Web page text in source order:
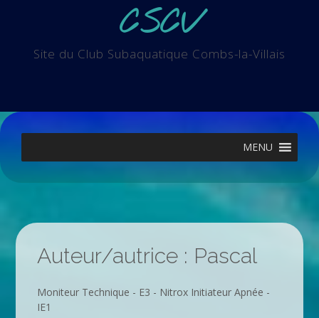
CSCV
Site du Club Subaquatique Combs-la-Villais
MENU
Auteur/autrice : Pascal
Moniteur Technique - E3 - Nitrox Initiateur Apnée -
IE1